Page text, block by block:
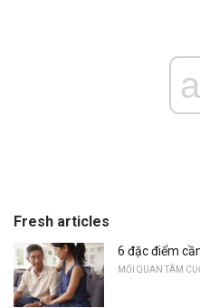
Fresh articles
6 đặc điểm
MỐI QUAN TÂM